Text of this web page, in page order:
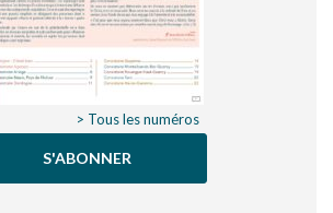
> Tous les numéros
S'ABONNER